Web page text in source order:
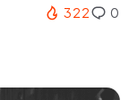
322 0